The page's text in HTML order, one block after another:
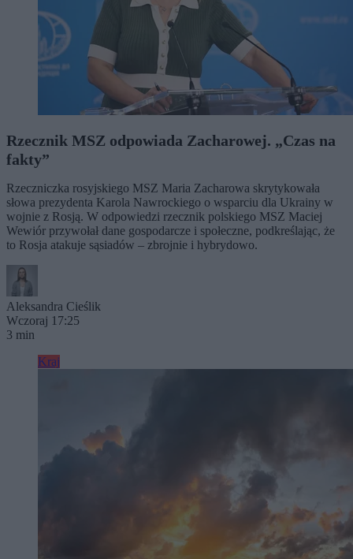
Rzecznik MSZ odpowiada Zacharowej. „Czas na
fakty”
Rzeczniczka rosyjskiego MSZ Maria Zacharowa skrytykowała
słowa prezydenta Karola Nawrockiego o wsparciu dla Ukrainy w
wojnie z Rosją. W odpowiedzi rzecznik polskiego MSZ Maciej
Wewiór przywołał dane gospodarcze i społeczne, podkreślając, że
to Rosja atakuje sąsiadów – zbrojnie i hybrydowo.
Aleksandra Cieślik
Wczoraj 17:25
3 min
Kraj